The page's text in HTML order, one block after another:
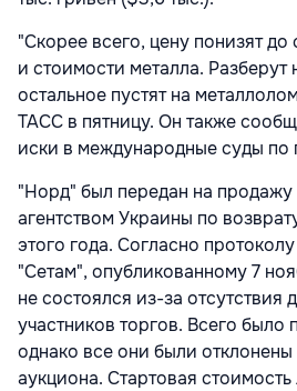
"Скорее всего, цену понизят до
и стоимости металла. Разберут
остальное пустят на
ТАСС в пятницу. Он также
иски в международные суды по
"Норд" был передан на
агентством Украины по
этого года. Согласно
"Сетам", опубликованному 7
не состоялся из-за отсутствия
участников торгов. Всего было
однако все они были
аукциона. Стартовая стоимость